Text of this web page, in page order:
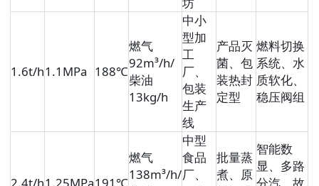
1.6t/h1.1MPa 188℃
燃气
92m³/h/
柴油
13kg/h
中小
型加
工
厂、
包装
生产
线
产品灭
菌、包
装热封
定型
燃料切换
系统、水
质软化、
稳压阀组
燃气
138m³/h/
中型
食品
厂、
批量蒸
煮、原
智能数
显、多路